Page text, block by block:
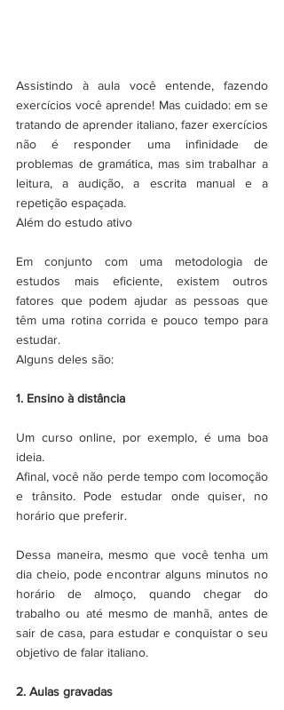
Assistindo à aula você entende, fazendo
exercícios você aprende! Mas cuidado: em se
tratando de aprender italiano, fazer exercícios
não é responder uma infinidade de
problemas de gramática, mas sim trabalhar a
leitura, a audição, a escrita manual e a
repetição espaçada.
Além do estudo ativo
Em conjunto com uma metodologia de
estudos mais eficiente, existem outros
fatores que podem ajudar as pessoas que
têm uma rotina corrida e pouco tempo para
estudar.
Alguns deles são:
1. Ensino à distância
Um curso online, por exemplo, é uma boa
ideia.
Afinal, você não perde tempo com locomoção
e trânsito. Pode estudar onde quiser, no
horário que preferir.
Dessa maneira, mesmo que você tenha um
dia cheio, pode encontrar alguns minutos no
horário de almoço, quando chegar do
trabalho ou até mesmo de manhã, antes de
sair de casa, para estudar e conquistar o seu
objetivo de falar italiano.
2. Aulas gravadas